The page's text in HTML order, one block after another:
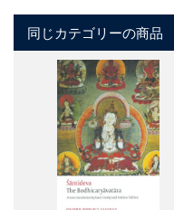
同じカテゴリーの商品